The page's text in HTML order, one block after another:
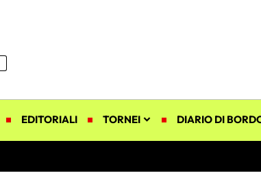
EDITORIALI TORNEI DIARIO DI